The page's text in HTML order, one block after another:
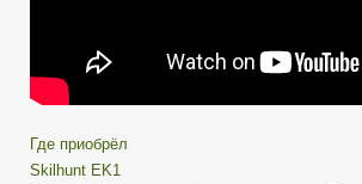
Где приобрёл
Skilhunt EK1